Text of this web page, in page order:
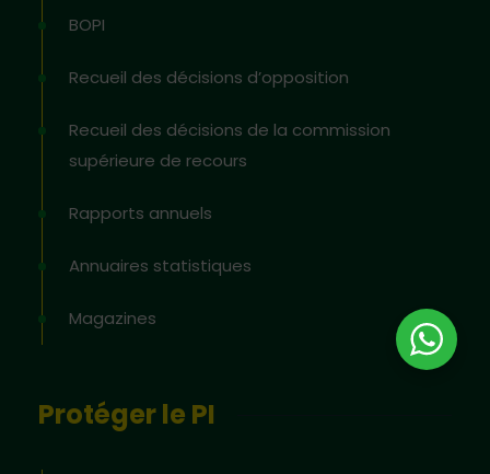
BOPI
Recueil des décisions d’opposition
Recueil des décisions de la commission
supérieure de recours
Rapports annuels
Annuaires statistiques
Magazines
Protéger le PI